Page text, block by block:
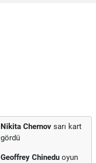
Nikita Chernov sarı kart
gördü
Geoffrey Chinedu oyun